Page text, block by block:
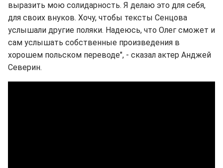
выразить мою солидарность. Я делаю это для себя,
для своих внуков. Хочу, чтобы тексты Сенцова
услышали другие поляки. Надеюсь, что Олег сможет и
сам услышать собственные произведения в
хорошем польском переводе", - сказал актер Анджей
Северин.